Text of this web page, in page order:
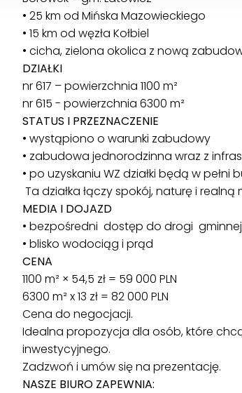
• 25 km od Mińska Mazowieckiego
• 15 km od węzła Kołbiel
• cicha, zielona okolica z nową
DZIAŁKI
nr 617 – powierzchnia 1100 m²
nr 615 - powierzchnia 6300 m²
STATUS I PRZEZNACZENIE
• wystąpiono o warunki zabudowy
• zabudowa jednorodzinna wraz z
• po uzyskaniu WZ działki będą w pełni
Ta działka łączy spokój, naturę i
MEDIA I DOJAZD
• bezpośredni dostęp do drogi gminnej
• blisko wodociąg i prąd
CENA
1100 m² × 54,5 zł = 59 000 PLN
6300 m² x 13 zł = 82 000 PLN
Cena do negocjacji.
Idealna propozycja dla osób, które
inwestycyjnego.
Zadzwoń i umów się na prezentację.
NASZE BIURO ZAPEWNIA: